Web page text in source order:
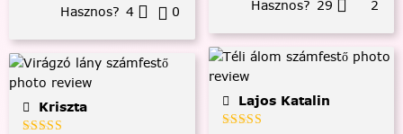
Hasznos? 4 0
Kriszta
Hasznos? 29 2
Lajos Katalin